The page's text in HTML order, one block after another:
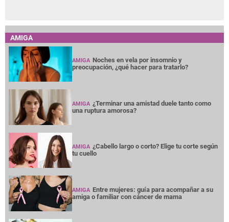
AMIGA
AMIGA Noches en vela por insomnio y
preocupación, ¿qué hacer para tratarlo?
AMIGA ¿Terminar una amistad duele tanto como
una ruptura amorosa?
AMIGA ¿Cabello largo o corto? Elige tu corte según
tu cuello
AMIGA Entre mujeres: guía para acompañar a su
amiga o familiar con cáncer de mama